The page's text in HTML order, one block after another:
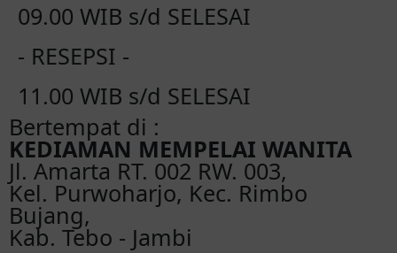
09.00 WIB s/d SELESAI
- RESEPSI -
11.00 WIB s/d SELESAI
Bertempat di :
KEDIAMAN MEMPELAI WANITA
Jl. Amarta RT. 002 RW. 003,
Kel. Purwoharjo, Kec. Rimbo
Bujang,
Kab. Tebo - Jambi